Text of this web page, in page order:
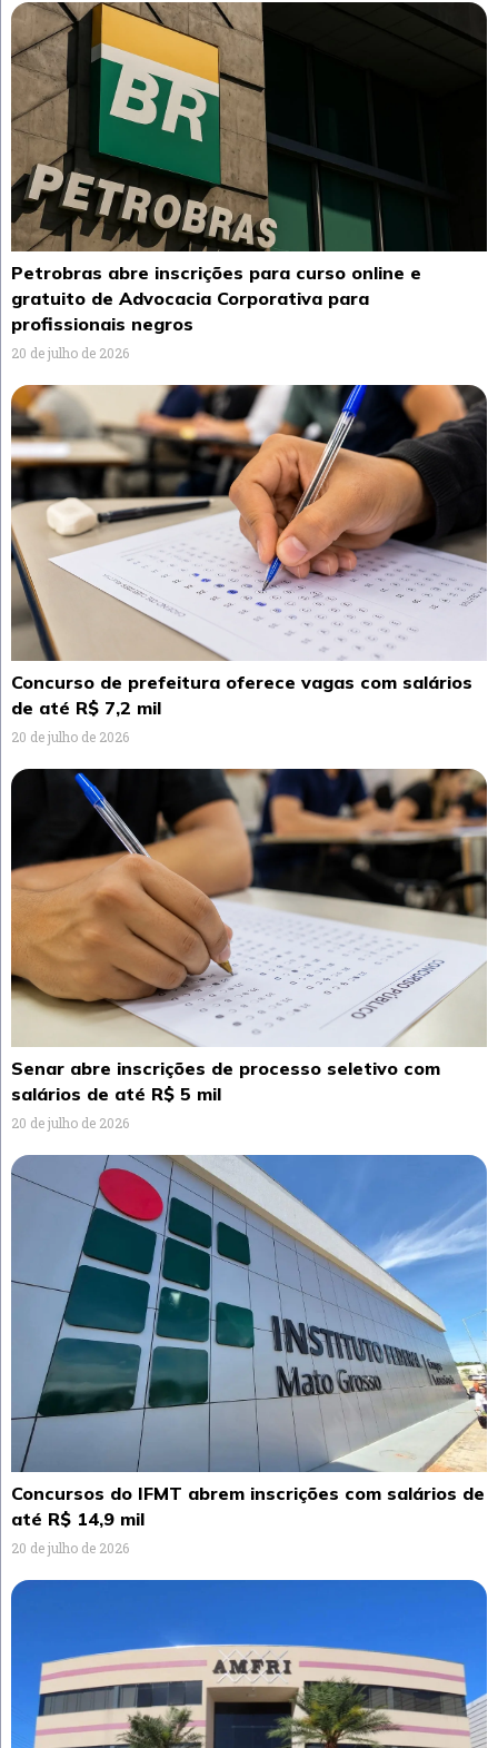
Petrobras abre inscrições para curso online e
gratuito de Advocacia Corporativa para
profissionais negros
20 de julho de 2026
Concurso de prefeitura oferece vagas com salários
de até R$ 7,2 mil
20 de julho de 2026
Senar abre inscrições de processo seletivo com
salários de até R$ 5 mil
20 de julho de 2026
Concursos do IFMT abrem inscrições com salários de
até R$ 14,9 mil
20 de julho de 2026